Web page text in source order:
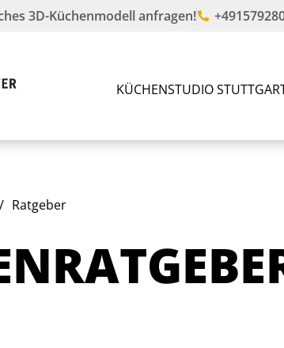
3D-Küchenmodell anfragen!
KÜCHENSTUDIO
/ Ratgeber